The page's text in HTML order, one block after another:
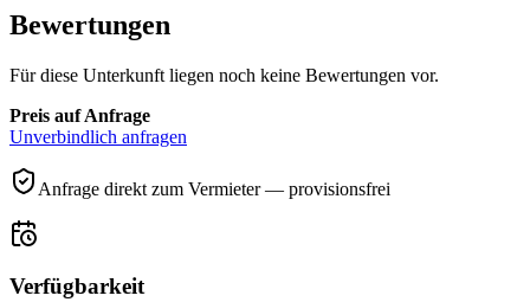
Bewertungen
Für diese Unterkunft liegen noch keine Bewertungen vor.
Preis auf Anfrage
Unverbindlich anfragen
Anfrage direkt zum Vermieter — provisionsfrei
Verfügbarkeit